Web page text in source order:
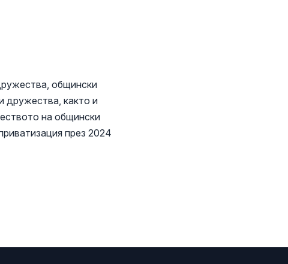
общински
дружества, както и
на общински
през 2024